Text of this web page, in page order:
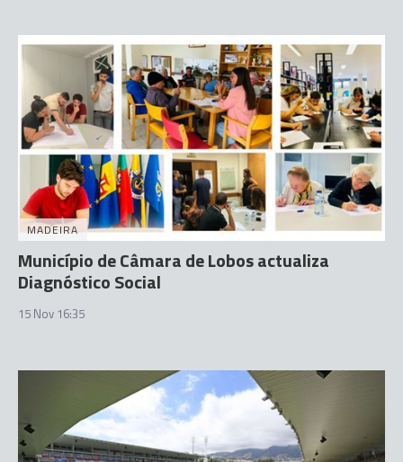
MADEIRA
Município de Câmara de Lobos actualiza
Diagnóstico Social
15 Nov 16:35